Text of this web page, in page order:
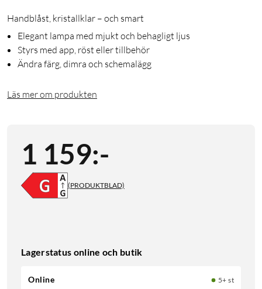
Handblåst, kristallklar – och smart
Elegant lampa med mjukt och behagligt ljus
Styrs med app, röst eller tillbehör
Ändra färg, dimra och schemalägg
Läs mer om produkten
1 159:-
(PRODUKTBLAD)
Lagerstatus online och butik
Online
5+ st